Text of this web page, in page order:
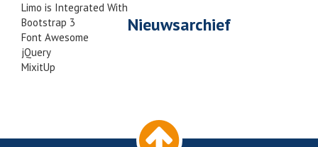
Limo is Integrated With
Bootstrap 3
Font Awesome
jQuery
MixitUp
Nieuwsarchief